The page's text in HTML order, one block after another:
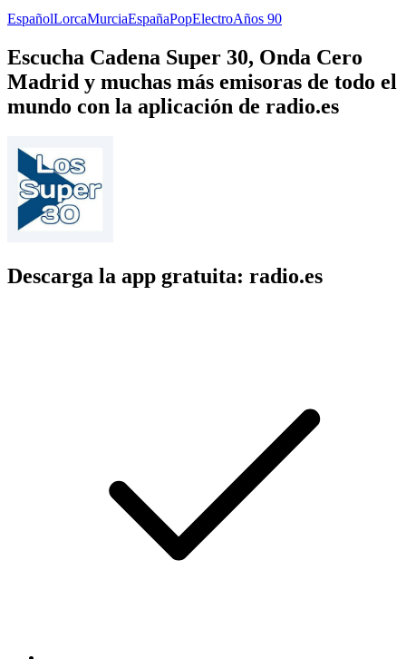
EspañolLorcaMurciaEspañaPopElectroAños 90
Escucha Cadena Super 30, Onda Cero
Madrid y muchas más emisoras de todo el
mundo con la aplicación de radio.es
Descarga la app gratuita: radio.es